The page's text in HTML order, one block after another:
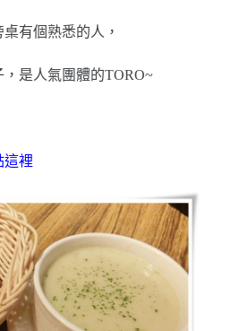
有個熟悉的人，
是人氣團體的TORO~
這裡